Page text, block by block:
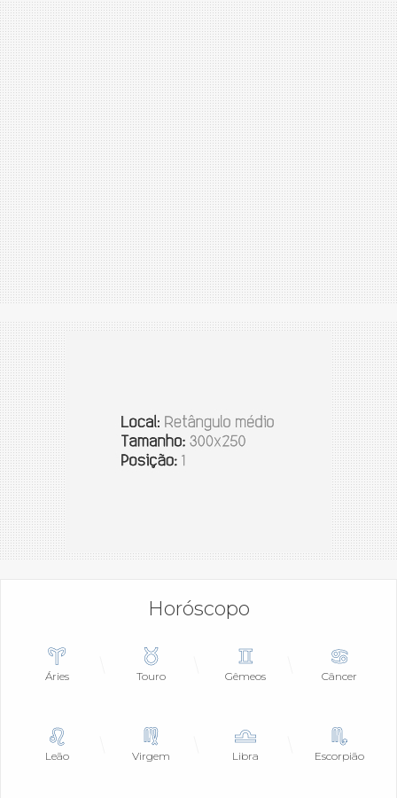
Horóscopo
Áries Touro Gêmeos Câncer
Leão Virgem Libra Escorpião